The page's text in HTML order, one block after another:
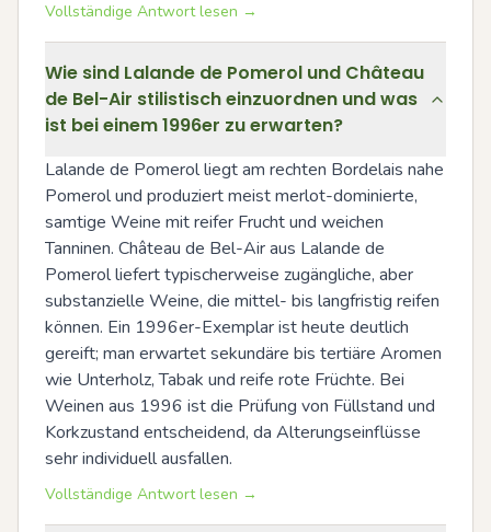
Vollständige Antwort lesen →
Wie sind Lalande de Pomerol und Château
de Bel-Air stilistisch einzuordnen und was
ist bei einem 1996er zu erwarten?
Lalande de Pomerol liegt am rechten Bordelais nahe
Pomerol und produziert meist merlot-dominierte,
samtige Weine mit reifer Frucht und weichen
Tanninen. Château de Bel-Air aus Lalande de
Pomerol liefert typischerweise zugängliche, aber
substanzielle Weine, die mittel- bis langfristig reifen
können. Ein 1996er-Exemplar ist heute deutlich
gereift; man erwartet sekundäre bis tertiäre Aromen
wie Unterholz, Tabak und reife rote Früchte. Bei
Weinen aus 1996 ist die Prüfung von Füllstand und
Korkzustand entscheidend, da Alterungseinflüsse
sehr individuell ausfallen.
Vollständige Antwort lesen →